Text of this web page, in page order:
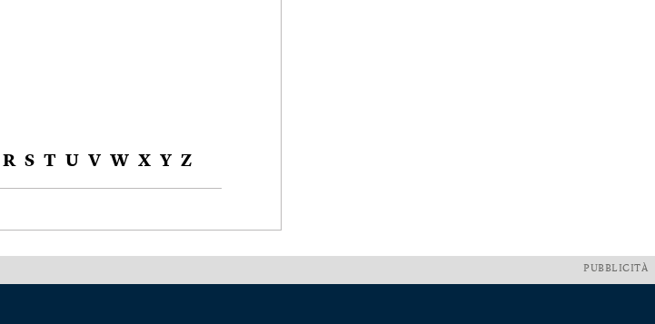
R S T U V W X Y Z
PUBBLICITÀ